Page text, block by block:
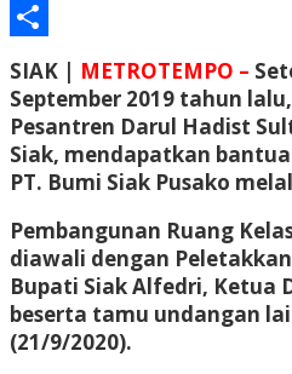
Email
Share
SIAK | METROTEMPO –
September 2019 tahun
Pesantren Darul Hadist
Siak, mendapatkan
PT. Bumi Siak Pusako
Pembangunan Ruang
diawali dengan
Bupati Siak Alfedri, Ketua
beserta tamu undangan
(21/9/2020).